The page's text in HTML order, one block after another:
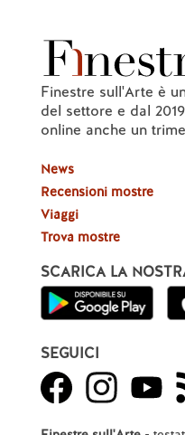
Finestre sull'Arte è
del settore e dal
online anche un
News
Recensioni mostre
Viaggi
Trova mostre
SCARICA LA
SEGUICI